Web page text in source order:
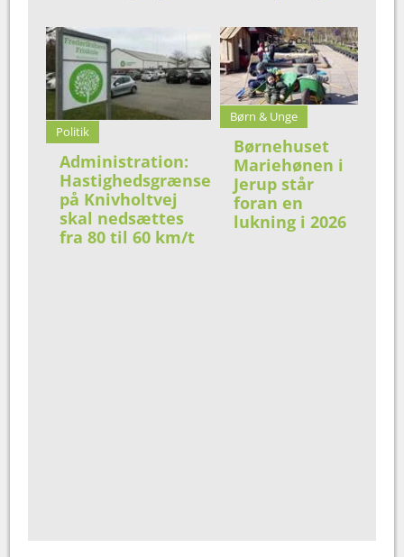
Politik
Administration:
Hastighedsgrænse
på Knivholtvej
skal nedsættes
fra 80 til 60 km/t
Børn & Unge
Børnehuset
Mariehønen i
Jerup står
foran en
lukning i 2026